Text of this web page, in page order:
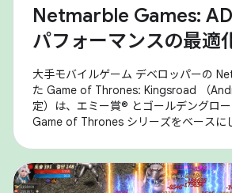
Netmarble Games:
パフォーマンスの最適
大手モバイルゲーム デベロッパーの
た Game of Thrones: Kingsroad （
定）は、エミー賞® とゴールデングロ
Game of Thrones シリーズをベースに
行しているときにパフォーマンスの問
スロットリング）が発生し、持続的な
ーザー